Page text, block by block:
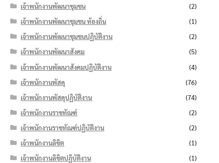
เจ้าพนักงานพัฒนาชุมชน
(2)
เจ้าพนักงานพัฒนาชุมชน ท้องถิ่น
(1)
เจ้าพนักงานพัฒนาชุมชนปฏิบัติงาน
(2)
เจ้าพนักงานพัฒนาสังคม
(5)
เจ้าพนักงานพัฒนาสังคมปฏิบัติงาน
(4)
เจ้าพนักงานพัสดุ
(76)
เจ้าพนักงานพัสดุปฏิบัติงาน
(74)
เจ้าพนักงานราชทัณฑ์
(2)
เจ้าพนักงานราชทัณฑ์ปฏิบัติงาน
(2)
เจ้าพนักงานลิขิต
(1)
เจ้าพนักงานลิขิตปฏิบัติงาน
(1)